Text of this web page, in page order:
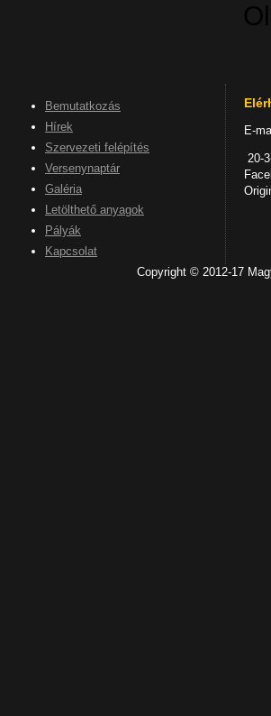
Bemutatkozás
Hírek
Szervezeti felépítés
Versenynaptár
Galéria
Letölthető anyagok
Pályák
Kapcsolat
E-
20-
Copyright © 2012-17